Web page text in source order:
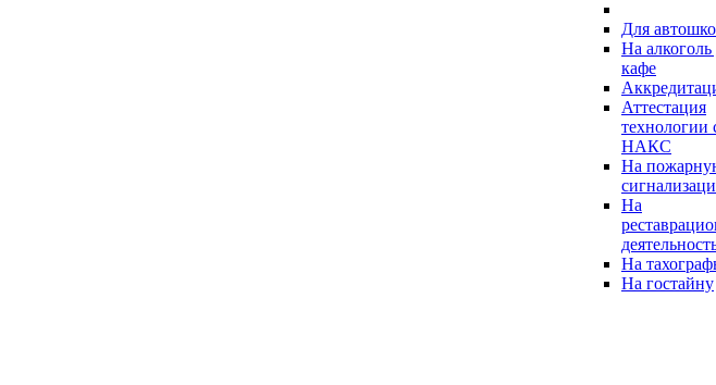
Для
На алкоголь
кафе
Аттестация
технологии
НАКС
На
На
На
На гостайну